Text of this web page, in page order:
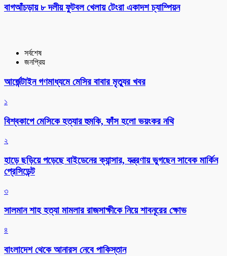
বাগআঁচড়ায় ৮ দলীয় ফুটবল খেলায় টেংরা একাদশ চ্যাম্পিয়ন
সর্বশেষ
জনপ্রিয়
আর্জেন্টাইন গণমাধ্যমে মেসির বাবার মৃত্যুর খবর
১
বিশ্বকাপে মেসিকে হত্যার হুমকি, ফাঁস হলো ভয়ংকর নথি
২
হাড়ে ছড়িয়ে পড়েছে বাইডেনের ক্যান্সার, যন্ত্রণায় ভুগছেন সাবেক মার্কিন
প্রেসিডেন্ট
৩
সালমান শাহ হত্যা মামলার রাজসাক্ষীকে নিয়ে শাবনূরের ক্ষোভ
৪
বাংলাদেশ থেকে আনারস নেবে পাকিস্তান